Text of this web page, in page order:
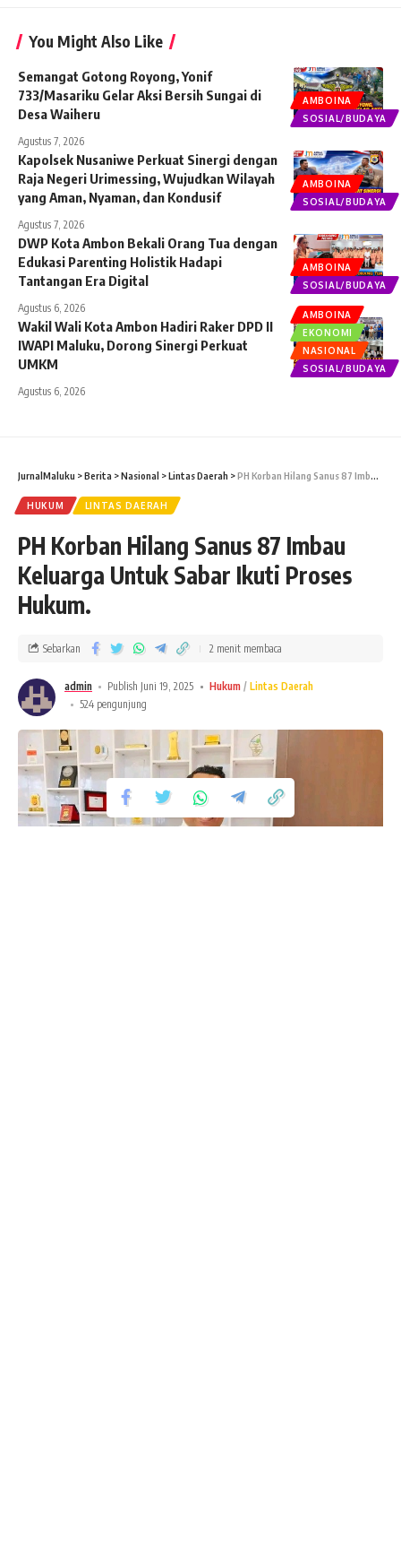
You Might Also Like
AMBOINA
SOSIAL/BUDAYA
Semangat Gotong Royong, Yonif
733/Masariku Gelar Aksi Bersih Sungai di
Desa Waiheru
Agustus 7, 2026
AMBOINA
SOSIAL/BUDAYA
Kapolsek Nusaniwe Perkuat Sinergi dengan
Raja Negeri Urimessing, Wujudkan Wilayah
yang Aman, Nyaman, dan Kondusif
Agustus 7, 2026
AMBOINA
SOSIAL/BUDAYA
DWP Kota Ambon Bekali Orang Tua dengan
Edukasi Parenting Holistik Hadapi
Tantangan Era Digital
Agustus 6, 2026
AMBOINA
EKONOMI
NASIONAL
SOSIAL/BUDAYA
Wakil Wali Kota Ambon Hadiri Raker DPD II
IWAPI Maluku, Dorong Sinergi Perkuat
UMKM
Agustus 6, 2026
JurnalMaluku >Berita >Nasional >Lintas Daerah >PH Korban Hilang Sanus 87 Imbau Keluarga Untuk Sabar Ikuti Proses Hukum.
HUKUM LINTAS DAERAH
PH Korban Hilang Sanus 87 Imbau
Keluarga Untuk Sabar Ikuti Proses
Hukum.
admin Publish Juni 19, 2025 Hukum
Lintas Daerah
524 pengunjung
Sebarkan 2 menit membaca